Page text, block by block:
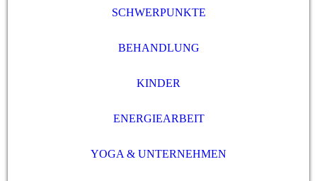
SCHWERPUNKTE
BEHANDLUNG
KINDER
ENERGIEARBEIT
YOGA & UNTERNEHMEN